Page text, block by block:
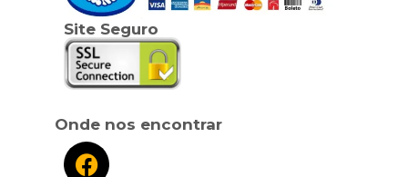
Site Seguro
Onde nos encontrar